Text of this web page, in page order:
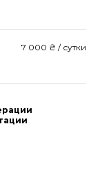
7 000 ₴ / сутки